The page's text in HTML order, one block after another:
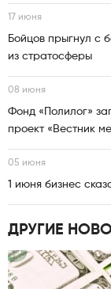
17 июня
Бойцов прыгнул с
из стратосферы
08 июня
Фонд «Полилог»
проект «Вестник
05 июня
1 июня бизнес
ДРУГИЕ